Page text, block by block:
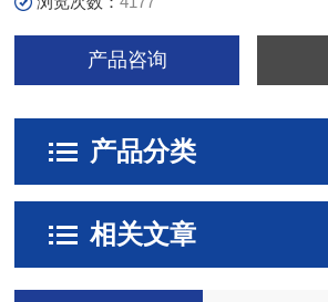
产品咨询
产品分类
相关文章